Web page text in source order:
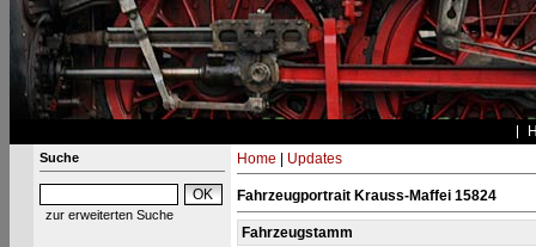
Suche
zur erweiterten Suche
Home Updates
Fahrzeugportrait Krauss-Maffei 15824
Fahrzeugstamm